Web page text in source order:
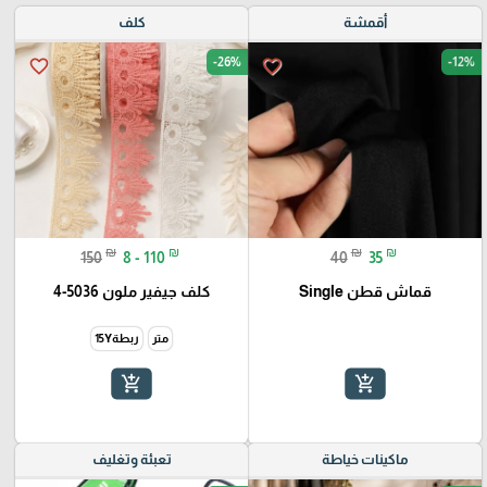
أقمشة
favorite_border -12%
40 ₪ 35 ₪
قماش قطن Single
add_shopping_cart
كلف
favorite_border -26%
150 ₪ 8 - 110 ₪
كلف جيفير ملون 5036-4
متر ربطة15Y
add_shopping_cart
ماكينات خياطة تعبئة وتغليف